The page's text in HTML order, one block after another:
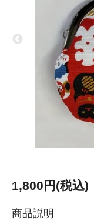
1,800円(税込)
商品説明